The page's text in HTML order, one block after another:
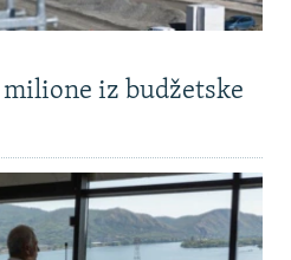
iz budžetske